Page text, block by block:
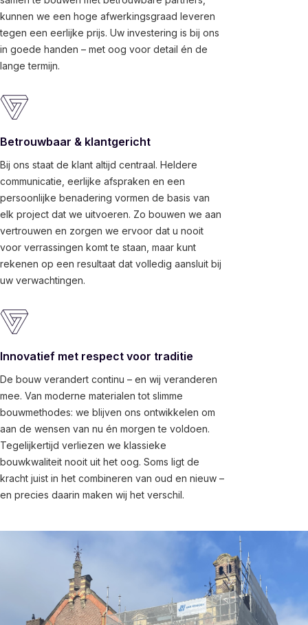
kunnen we een hoge afwerkingsgraad leveren
tegen een eerlijke prijs. Uw investering is bij ons
in goede handen – met oog voor detail én de
lange termijn.
Betrouwbaar & klantgericht
Bij ons staat de klant altijd centraal. Heldere
communicatie, eerlijke afspraken en een
persoonlijke benadering vormen de basis van
elk project dat we uitvoeren. Zo bouwen we aan
vertrouwen en zorgen we ervoor dat u nooit
voor verrassingen komt te staan, maar kunt
rekenen op een resultaat dat volledig aansluit bij
uw verwachtingen.
Innovatief met respect voor traditie
De bouw verandert continu – en wij veranderen
mee. Van moderne materialen tot slimme
bouwmethodes: we blijven ons ontwikkelen om
aan de wensen van nu én morgen te voldoen.
Tegelijkertijd verliezen we klassieke
bouwkwaliteit nooit uit het oog. Soms ligt de
kracht juist in het combineren van oud en nieuw –
en precies daarin maken wij het verschil.